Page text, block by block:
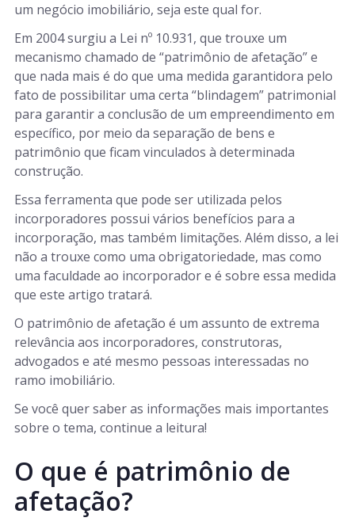
um negócio imobiliário, seja este qual for.
Em 2004 surgiu a Lei nº 10.931, que trouxe um
mecanismo chamado de “patrimônio de afetação” e
que nada mais é do que uma medida garantidora pelo
fato de possibilitar uma certa “blindagem” patrimonial
para garantir a conclusão de um empreendimento em
específico, por meio da separação de bens e
patrimônio que ficam vinculados à determinada
construção.
Essa ferramenta que pode ser utilizada pelos
incorporadores possui vários benefícios para a
incorporação, mas também limitações. Além disso, a lei
não a trouxe como uma obrigatoriedade, mas como
uma faculdade ao incorporador e é sobre essa medida
que este artigo tratará.
O patrimônio de afetação é um assunto de extrema
relevância aos incorporadores, construtoras,
advogados e até mesmo pessoas interessadas no
ramo imobiliário.
Se você quer saber as informações mais importantes
sobre o tema, continue a leitura!
O que é patrimônio de
afetação?